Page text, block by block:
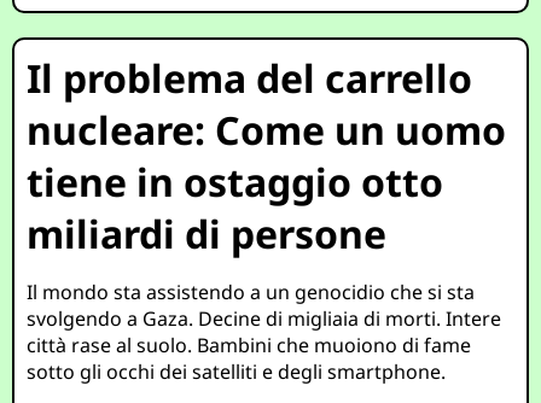
Il problema del carrello
nucleare: Come un uomo
tiene in ostaggio otto
miliardi di persone
Il mondo sta assistendo a un genocidio che si sta
svolgendo a Gaza. Decine di migliaia di morti. Intere
città rase al suolo. Bambini che muoiono di fame
sotto gli occhi dei satelliti e degli smartphone.